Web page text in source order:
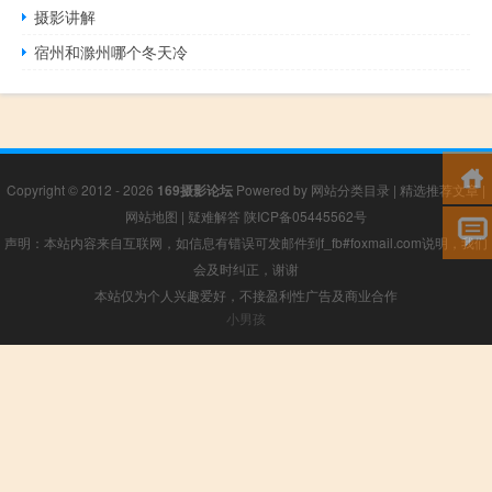
摄影讲解
宿州和滁州哪个冬天冷
Copyright © 2012 - 2026 169摄影论坛 Powered by 网站分类目录 | 精选推荐文章|
网站地图 | 疑难解答 陕ICP备05445562号
声明：本站内容来自互联网，如信息有错误可发邮件到f_fb#foxmail.com说明，我们
会及时纠正，谢谢
本站仅为个人兴趣爱好，不接盈利性广告及商业合作
小男孩